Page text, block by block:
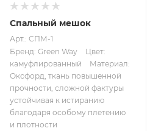
Спальный мешок
Арт.: СПМ-1
Бренд: Green Way
Цвет:
камуфлированный
Материал:
Оксфорд, ткань повышенной
прочности, сложной фактуры
устойчивая к истиранию
благодаря особому плетению
и плотности